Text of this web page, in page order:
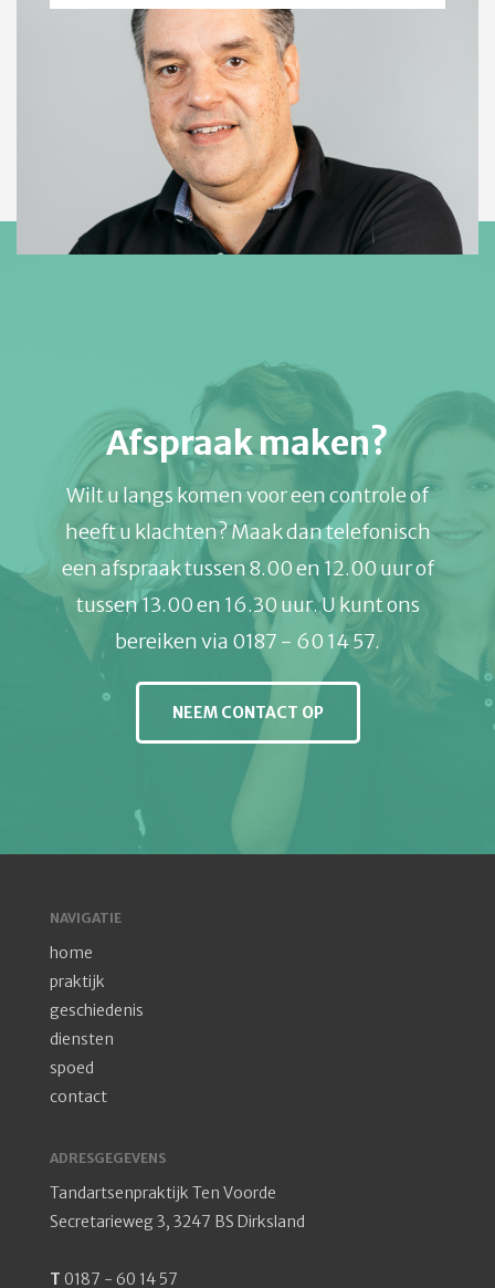
Afspraak maken?
Wilt u langs komen voor een controle of
heeft u klachten? Maak dan telefonisch
een afspraak tussen 8.00 en 12.00 uur of
tussen 13.00 en 16.30 uur. U kunt ons
bereiken via 0187 - 60 14 57.
NEEM CONTACT OP
NAVIGATIE
home
praktijk
geschiedenis
diensten
spoed
contact
ADRESGEGEVENS
Tandartsenpraktijk Ten Voorde
Secretarieweg 3, 3247 BS Dirksland
T 0187 - 60 14 57